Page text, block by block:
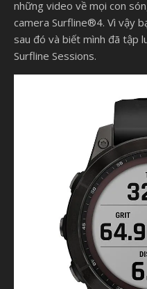
những video về mọi con
camera Surfline®4. Vì vậy
sau đó và biết mình đã tập
Surfline Sessions.